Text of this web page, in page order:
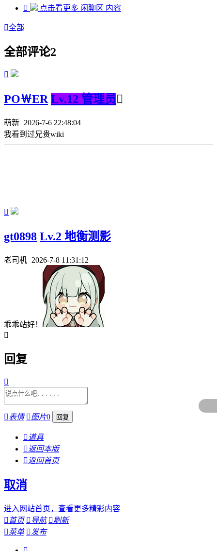
 点击看更多 闲聊区 内容
全部
全部评论2

PO￦ER Lv.12 管理员
萌新 2026-7-6 22:48:04
我看到过兄贵wiki

gt0898 Lv.2 地衡测影
老司机 2026-7-8 11:31:12
乖乖站好！

回复

表情 图片0
 道具
 返回本版
 返回首页
取消
进入网站首页，查看更多精彩内容
 首页  导航 刷新
菜单 发布